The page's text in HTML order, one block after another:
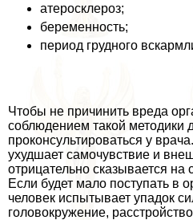
атеросклероз;
беременность;
период грудного
Чтобы не причинить вреда
соблюдением такой методики
проконсультироваться у
ухудшает самочувствие и
отрицательно сказывается на
Если будет мало поступать в
человек испытывает упадок
головокружение,